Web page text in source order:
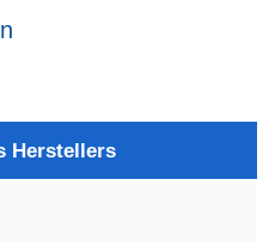
Herstellers